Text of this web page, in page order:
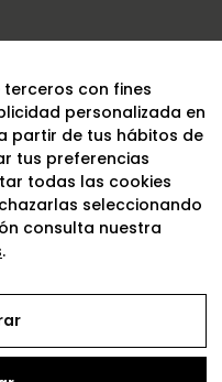
con fines
personalizada en
partir de tus hábitos de
tus preferencias
todas las cookies
seleccionando
consulta nuestra
.